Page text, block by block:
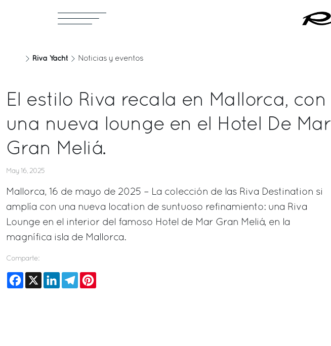
Riva Yacht Noticias y eventos
El estilo Riva recala en Mallorca, con
una nueva lounge en el Hotel De Mar
Gran Meliá.
May 16, 2025
Mallorca, 16 de mayo de 2025 – La colección de las Riva Destination si
amplía con una nueva location de suntuoso refinamiento: una Riva
Lounge en el interior del famoso Hotel de Mar Gran Meliá, en la
magnífica isla de Mallorca.
Comparte:
Facebook
X LinkedInTelegram